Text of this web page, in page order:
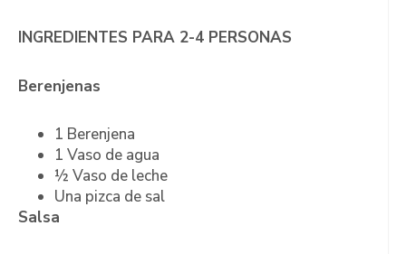
INGREDIENTES PARA 2-4 PERSONAS
Berenjenas
1 Berenjena
1 Vaso de agua
½ Vaso de leche
Una pizca de sal
Salsa